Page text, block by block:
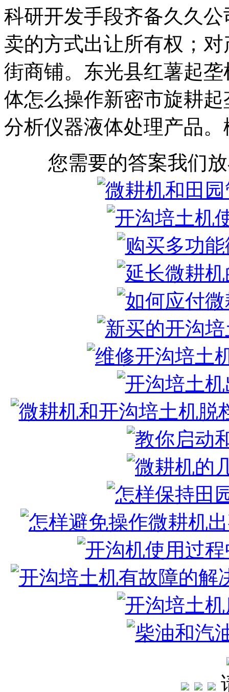
科研开发手段齐备久久
卖的方式出让所有权；
街商铺。东光县红薯起
体怎么操作新密市旋耕
分析仪器液体处理产品
您需要的答案我们